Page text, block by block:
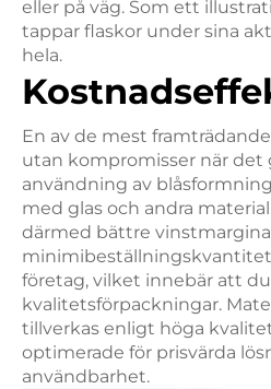
eller på väg. Som ett
tappar flaskor under sina
hela.
En av de mest
utan kompromisser när det
användning av
med glas och andra
därmed bättre
företag, vilket innebär att
kvalitetsförpackningar.
tillverkas enligt höga
optimerade för prisvärda
användbarhet.